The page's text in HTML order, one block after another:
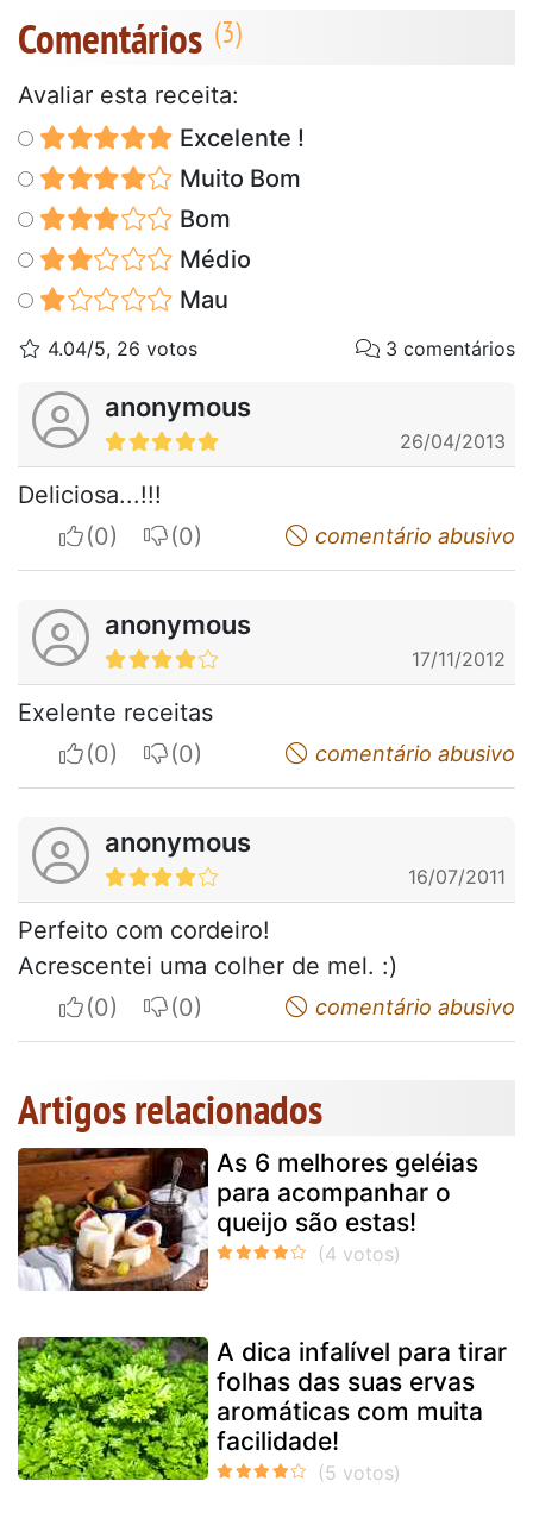
Comentários
Avaliar esta receita:
Excelente !
Muito Bom
Bom
Médio
Mau
4.04/5, 26 votos 3 comentários
anonymous
26/04/2013
Deliciosa...!!!
I apreciateI do not appreciatecomentário abusivo
anonymous
17/11/2012
Exelente receitas
I apreciateI do not appreciatecomentário abusivo
anonymous
16/07/2011
Perfeito com cordeiro!
Acrescentei uma colher de mel. :)
I apreciateI do not appreciatecomentário abusivo
Artigos relacionados
As 6 melhores geléias
para acompanhar o
queijo são estas!
A dica infalível para tirar
folhas das suas ervas
aromáticas com muita
facilidade!